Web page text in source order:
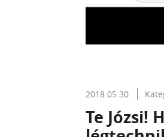
2018.05.30.
Te Józsi!